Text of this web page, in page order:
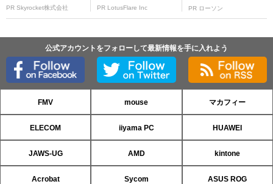
PR Skyrocket株式会社 PR LotusFlare Inc PR ローソン
公式アカウントをフォローして最新情報を手に入れよう
FMV mouse マカフィー
ELECOM iiyama PC HUAWEI
JAWS-UG AMD kintone
Acrobat Sycom ASUS ROG